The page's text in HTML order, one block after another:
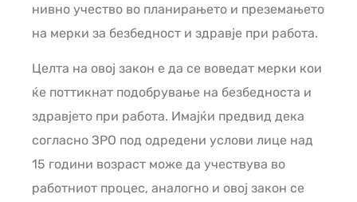
нивно учество во планирањето и преземањето
на мерки за безбедност и здравје при работа.
Целта на овој закон е да се воведат мерки кои
ќе поттикнат подобрување на безбедноста и
здравјето при работа. Имајќи предвид дека
согласно ЗРО под одредени услови лице над
15 години возраст може да учествува во
работниот процес, аналогно и овој закон се